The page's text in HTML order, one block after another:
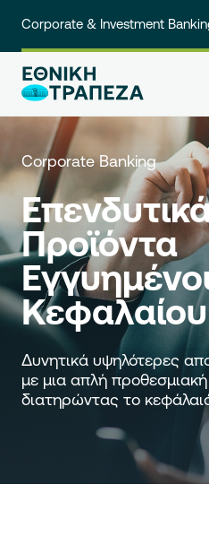
Corporate & Investment
Ιδιώτες
Premium Banking
Private Banking
Business Banking
Go For More
Ο Όμιλός μας
Corporate Banking
Προϊόντα
Κεφαλαίου
Δυνητικά υψηλότερες
με μια απλή
διατηρώντας το